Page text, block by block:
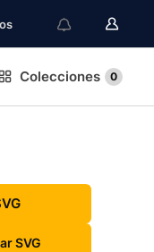
Colecciones 0
SVG